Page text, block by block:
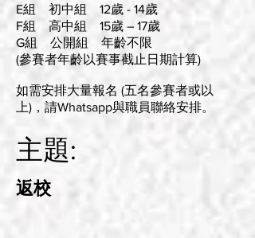
E組 初中組 12歲 - 14歲
F組 高中組 15歲 – 17歲
G組 公開組 年齡不限
​(參賽者年齡以賽事截止日期計算)
如需安排大量報名 (五名參賽者或以
上)，請Whatsapp與職員聯絡安排。
主題:
返校